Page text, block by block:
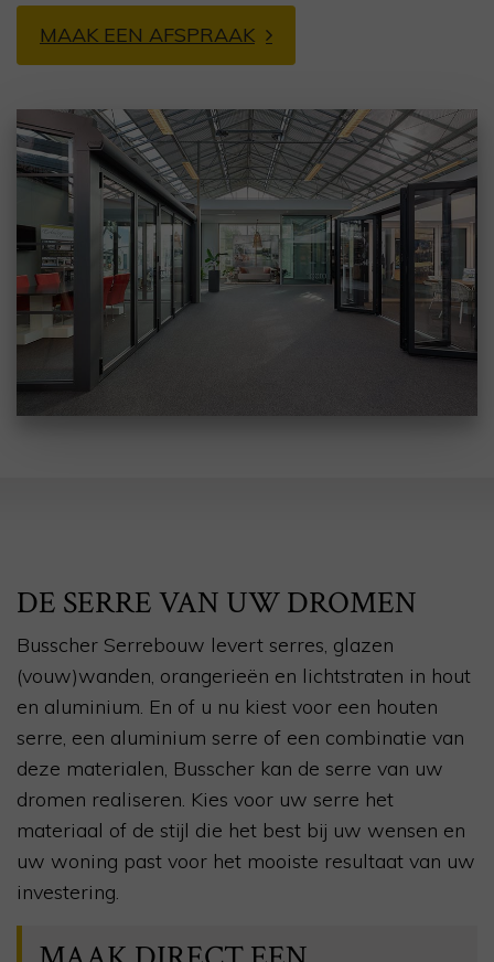
MAAK EEN AFSPRAAK
DE SERRE VAN UW DROMEN
Busscher Serrebouw levert serres, glazen
(vouw)wanden, orangerieën en lichtstraten in hout
en aluminium. En of u nu kiest voor een houten
serre, een aluminium serre of een combinatie van
deze materialen, Busscher kan de serre van uw
dromen realiseren. Kies voor uw serre het
materiaal of de stijl die het best bij uw wensen en
uw woning past voor het mooiste resultaat van uw
investering.